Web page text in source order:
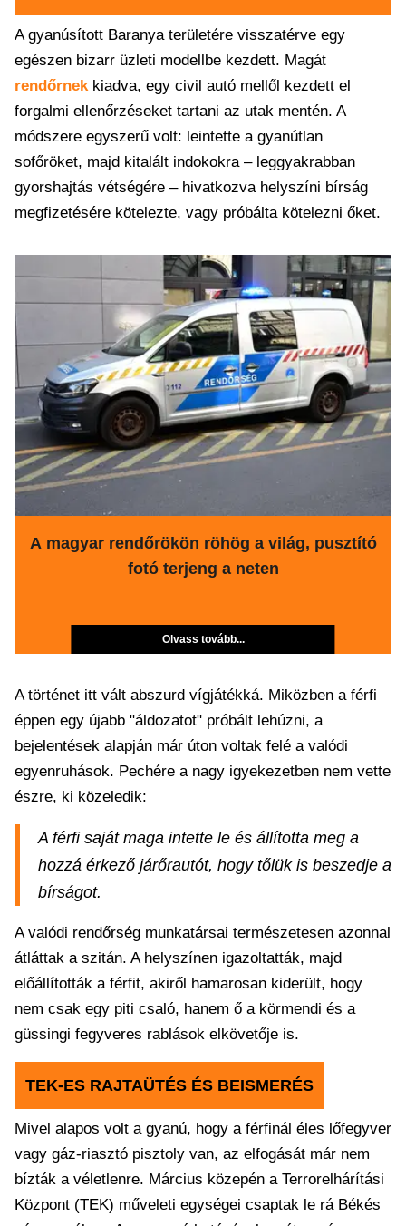
A gyanúsított Baranya területére visszatérve egy
egészen bizarr üzleti modellbe kezdett. Magát
rendőrnekkiadva, egy civil autó mellől kezdett el
forgalmi ellenőrzéseket tartani az utak mentén. A
módszere egyszerű volt: leintette a gyanútlan
sofőröket, majd kitalált indokokra – leggyakrabban
gyorshajtás vétségére – hivatkozva helyszíni bírság
megfizetésére kötelezte, vagy próbálta kötelezni őket.
A magyar rendőrökön röhög a világ, pusztító
fotó terjeng a neten
Olvass tovább...
A történet itt vált abszurd vígjátékká. Miközben a férfi
éppen egy újabb "áldozatot" próbált lehúzni, a
bejelentések alapján már úton voltak felé a valódi
egyenruhások. Pechére a nagy igyekezetben nem vette
észre, ki közeledik:
A férfi saját maga intette le és állította meg a
hozzá érkező járőrautót, hogy tőlük is beszedje a
bírságot.
A valódi rendőrség munkatársai természetesen azonnal
átláttak a szitán. A helyszínen igazoltatták, majd
előállították a férfit, akiről hamarosan kiderült, hogy
nem csak egy piti csaló, hanem ő a körmendi és a
güssingi fegyveres rablások elkövetője is.
TEK-ES RAJTAÜTÉS ÉS BEISMERÉS
Mivel alapos volt a gyanú, hogy a férfinál éles lőfegyver
vagy gáz-riasztó pisztoly van, az elfogását már nem
bízták a véletlenre. Március közepén a Terrorelhárítási
Központ (TEK) műveleti egységei csaptak le rá Békés